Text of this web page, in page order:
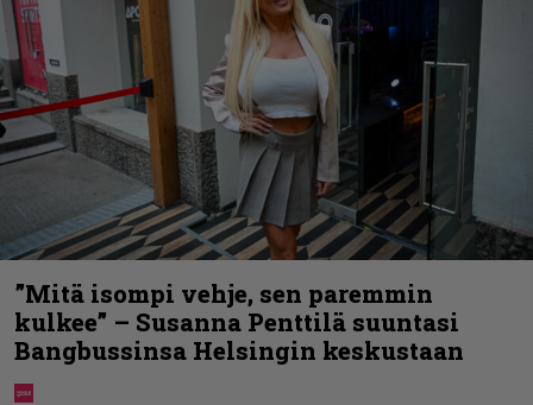
”Mitä isompi vehje, sen paremmin
kulkee” – Susanna Penttilä suuntasi
Bangbussinsa Helsingin keskustaan